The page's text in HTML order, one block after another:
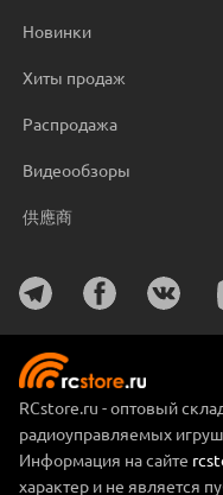
Новинки
Хиты продаж
Распродажа
Видеообзоры
供應商
RCstore.ru - оптовый
радиоуправляемых
Информация на сайте
характер и не является